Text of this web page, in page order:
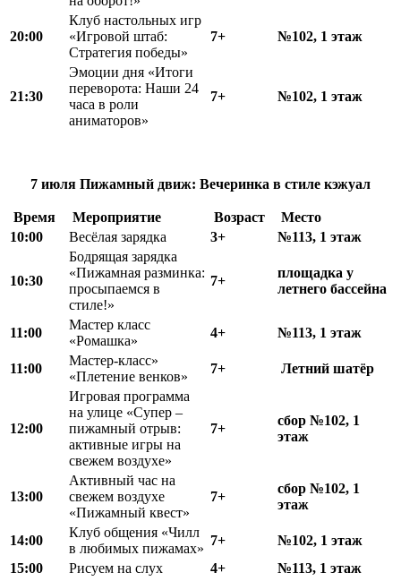
20:00
Клуб настольных игр
«Игровой штаб:
Стратегия победы»
7+ №102, 1 этаж
21:30
Эмоции дня «Итоги
переворота: Наши 24
часа в роли
аниматоров»
7+ №102, 1 этаж
7 июля Пижамный движ: Вечеринка в стиле кэжуал
Время Мероприятие Возраст
Место
10:00
Весёлая зарядка 3+ №113, 1 этаж
10:30
Бодрящая зарядка
«Пижамная разминка:
просыпаемся в
стиле!»
7+
площадка у
летнего бассейна
11:00
Мастер класс
«Ромашка»
4+ №113, 1 этаж
11:00
Мастер-класс»
«Плетение венков»
7+ Летний шатёр
12:00
Игровая программа
на улице «Супер –
пижамный отрыв:
активные игры на
свежем воздухе»
7+
сбор №102, 1
этаж
13:00
Активный час на
свежем воздухе
«Пижамный квест»
7+
сбор №102, 1
этаж
14:00
Клуб общения «Чилл
в любимых пижамах»
7+
№102, 1 этаж
15:00
Рисуем на слух 4+
№113, 1 этаж